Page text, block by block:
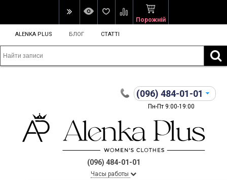
Порожній
ALENKA PLUS БЛОГ СТАТТІ
(096) 484-01-01
Пн-Пт 9:00-19:00
(096) 484-01-01
Часы работы